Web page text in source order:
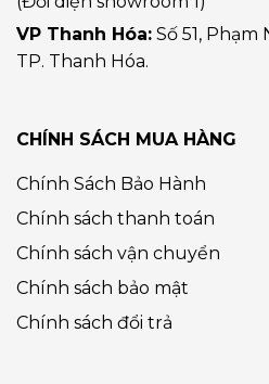
VP Thanh Hóa: Số 51, Phạm
TP. Thanh Hóa.
CHÍNH SÁCH MUA HÀNG
Chính Sách Bảo Hành
Chính sách thanh toán
Chính sách vận chuyển
Chính sách bảo mật
Chính sách đổi trả